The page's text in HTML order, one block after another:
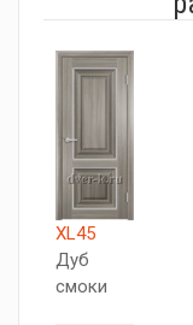
XL45
Дуб
смоки